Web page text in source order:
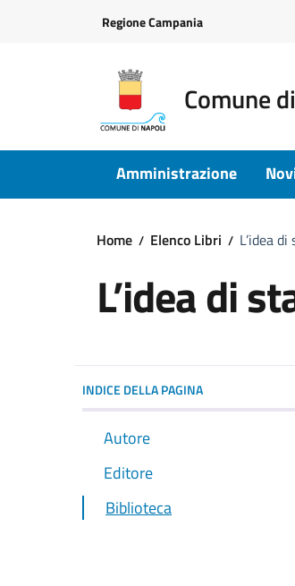
Regione Campania
Comune
Amministrazione
Home Elenco Libri L’idea
L’idea di
INDICE DELLA PAGINA
Autore
Editore
Biblioteca